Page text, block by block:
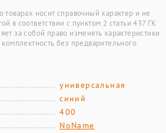
товарах носит справочный характер и не
в соответствии с пунктом 2 статьи 437 ГК
за собой право изменять характеристики
без предварительного
универсальная
синий
400
NoName